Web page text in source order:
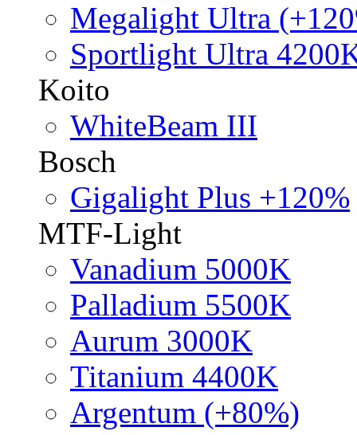
Megalight Ultra
Sportlight Ultra
Koito
WhiteBeam III
Bosch
Gigalight Plus +120%
MTF-Light
Vanadium 5000K
Palladium 5500K
Aurum 3000K
Titanium 4400K
Argentum (+80%)